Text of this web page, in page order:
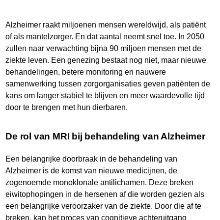
Alzheimer raakt miljoenen mensen wereldwijd, als patiënt
of als mantelzorger. En dat aantal neemt snel toe. In 2050
zullen naar verwachting bijna 90 miljoen mensen met de
ziekte leven. Een genezing bestaat nog niet, maar nieuwe
behandelingen, betere monitoring en nauwere
samenwerking tussen zorgorganisaties geven patiënten de
kans om langer stabiel te blijven en meer waardevolle tijd
door te brengen met hun dierbaren.
De rol van MRI bij behandeling van Alzheimer
Een belangrijke doorbraak in de behandeling van
Alzheimer is de komst van nieuwe medicijnen, de
zogenoemde monoklonale antilichamen. Deze breken
eiwitophopingen in de hersenen af die worden gezien als
een belangrijke veroorzaker van de ziekte. Door die af te
breken, kan het proces van cognitieve achteruitgang